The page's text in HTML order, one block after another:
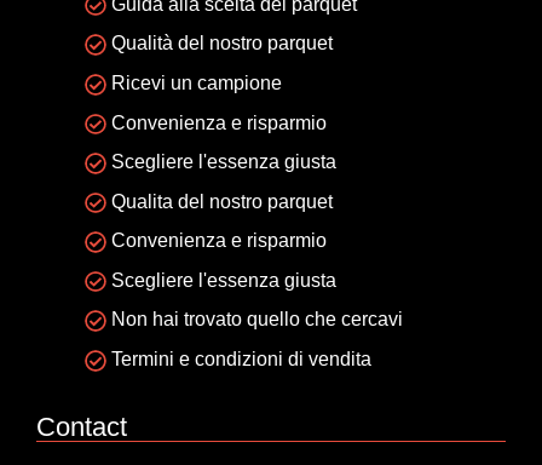
Qualità del nostro parquet
Ricevi un campione
Convenienza e risparmio
Scegliere l'essenza giusta
Qualita del nostro parquet
Convenienza e risparmio
Scegliere l'essenza giusta
Non hai trovato quello che cercavi
Termini e condizioni di vendita
Contact